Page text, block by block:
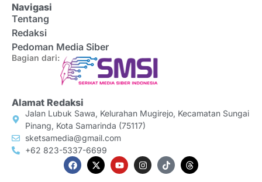
Navigasi
Tentang
Redaksi
Pedoman Media Siber
Bagian dari:
Alamat Redaksi
Jalan Lubuk Sawa, Kelurahan Mugirejo, Kecamatan Sungai
Pinang, Kota Samarinda (75117)
sketsamedia@gmail.com
+62 823-5337-6699